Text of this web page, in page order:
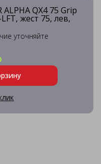
QX4 75 Grip
жест 75, лев,
уточняйте